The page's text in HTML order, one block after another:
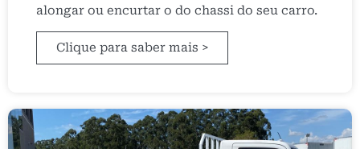
alongar ou encurtar o do chassi do seu carro.
Clique para saber mais >